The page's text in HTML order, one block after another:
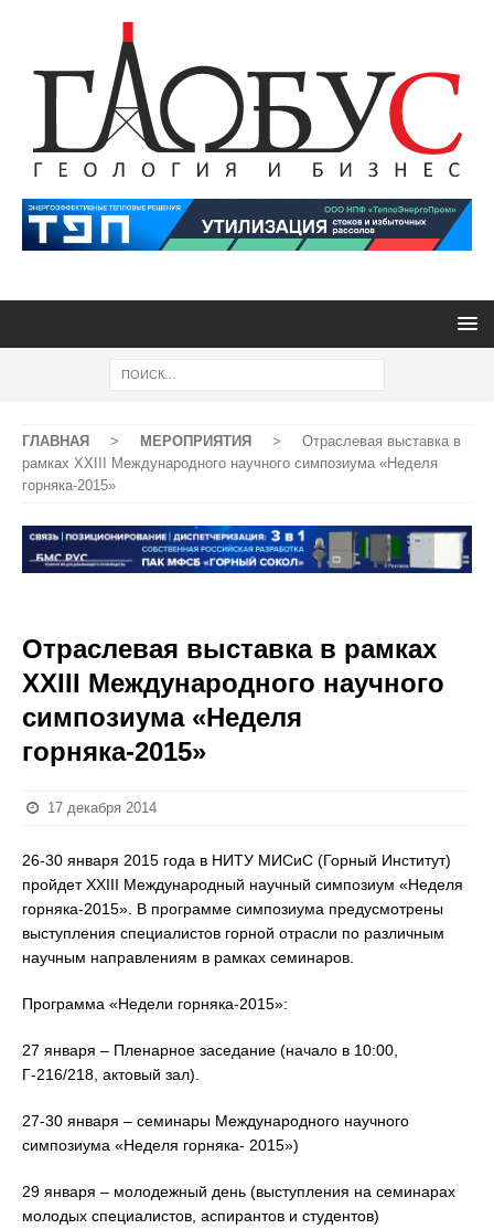
ГЛАВНАЯ > МЕРОПРИЯТИЯ >
Отраслевая выставка в
рамках XXIII Международного научного симпозиума «Неделя
горняка-2015»
Отраслевая выставка в рамках
XXIII Международного научного
симпозиума «Неделя
горняка-2015»
17 декабря 2014
26-30 января 2015 года в НИТУ МИСиС (Горный Институт)
пройдет XXIII Международный научный симпозиум «Неделя
горняка-2015». В программе симпозиума предусмотрены
выступления специалистов горной отрасли по различным
научным направлениям в рамках семинаров.
Программа «Недели горняка-2015»:
27 января – Пленарное заседание (начало в 10:00,
Г-216/218, актовый зал).
27-30 января – семинары Международного научного
симпозиума «Неделя горняка- 2015»)
29 января – молодежный день (выступления на семинарах
молодых специалистов, аспирантов и студентов)